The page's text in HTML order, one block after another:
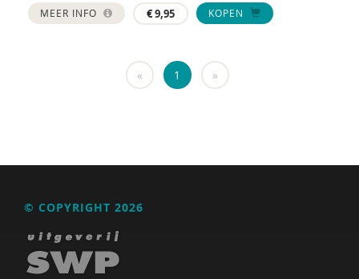
Marga Akkerman
Astrid Altena
José an den Putte
Mariët an Rossum
Ria Andrews
MEER INFO €9,95 KOPEN
« 1 »
© COPYRIGHT 2026